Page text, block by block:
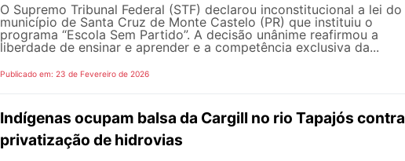
O Supremo Tribunal Federal (STF) declarou inconstitucional a lei do
município de Santa Cruz de Monte Castelo (PR) que instituiu o
programa “Escola Sem Partido”. A decisão unânime reafirmou a
liberdade de ensinar e aprender e a competência exclusiva da...
Publicado em: 23 de Fevereiro de 2026
Indígenas ocupam balsa da Cargill no rio Tapajós contra
privatização de hidrovias